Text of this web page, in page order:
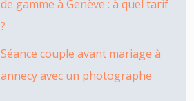
de gamme à Genève : à quel tarif
?
Séance couple avant mariage à
annecy avec un photographe